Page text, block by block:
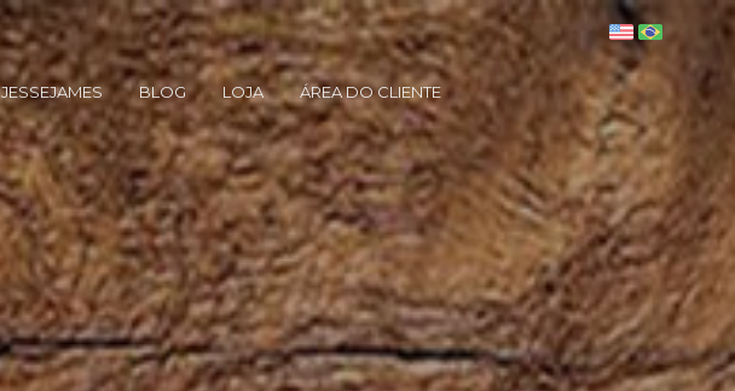
JESSEJAMES BLOG LOJA ÁREA DO CLIENTE